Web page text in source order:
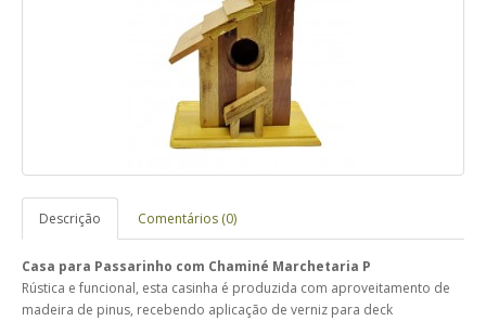
Descrição Comentários (0)
Casa para Passarinho com Chaminé Marchetaria P
Rústica e funcional, esta casinha é produzida com aproveitamento de
madeira de pinus, recebendo aplicação de verniz para deck